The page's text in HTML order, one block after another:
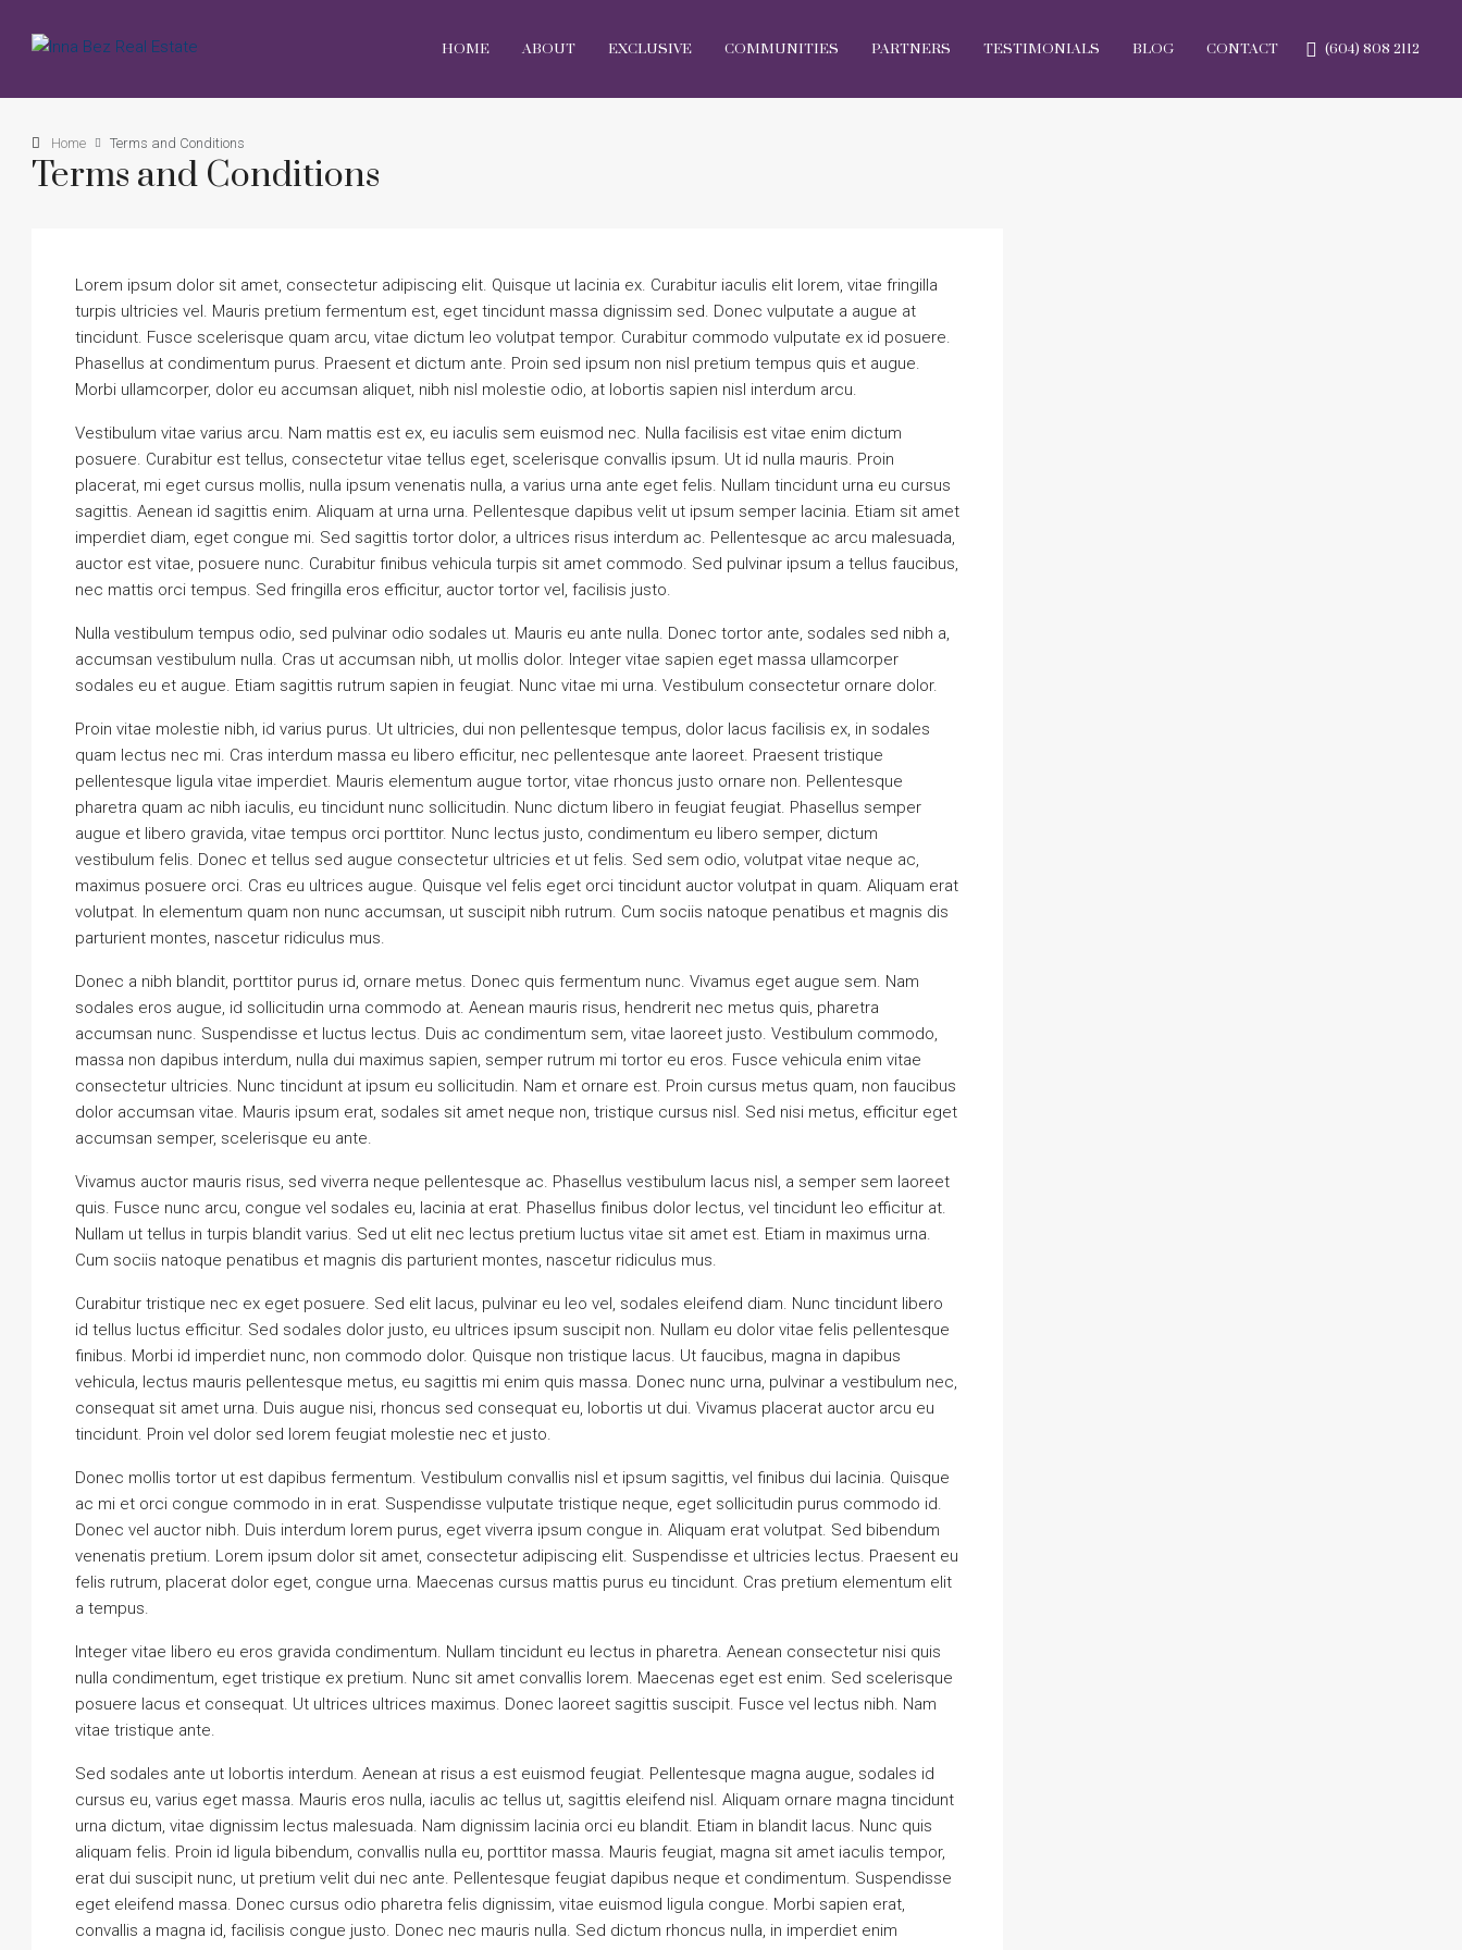
HOME ABOUT EXCLUSIVE COMMUNITIES PARTNERS TESTIMONIALS BLOG CONTACT (604) 808 2112
Home Terms and Conditions
Terms and Conditions
Lorem ipsum dolor sit amet, consectetur adipiscing elit. Quisque ut lacinia ex. Curabitur iaculis elit lorem, vitae fringilla
turpis ultricies vel. Mauris pretium fermentum est, eget tincidunt massa dignissim sed. Donec vulputate a augue at
tincidunt. Fusce scelerisque quam arcu, vitae dictum leo volutpat tempor. Curabitur commodo vulputate ex id posuere.
Phasellus at condimentum purus. Praesent et dictum ante. Proin sed ipsum non nisl pretium tempus quis et augue.
Morbi ullamcorper, dolor eu accumsan aliquet, nibh nisl molestie odio, at lobortis sapien nisl interdum arcu.
Vestibulum vitae varius arcu. Nam mattis est ex, eu iaculis sem euismod nec. Nulla facilisis est vitae enim dictum
posuere. Curabitur est tellus, consectetur vitae tellus eget, scelerisque convallis ipsum. Ut id nulla mauris. Proin
placerat, mi eget cursus mollis, nulla ipsum venenatis nulla, a varius urna ante eget felis. Nullam tincidunt urna eu cursus
sagittis. Aenean id sagittis enim. Aliquam at urna urna. Pellentesque dapibus velit ut ipsum semper lacinia. Etiam sit amet
imperdiet diam, eget congue mi. Sed sagittis tortor dolor, a ultrices risus interdum ac. Pellentesque ac arcu malesuada,
auctor est vitae, posuere nunc. Curabitur finibus vehicula turpis sit amet commodo. Sed pulvinar ipsum a tellus faucibus,
nec mattis orci tempus. Sed fringilla eros efficitur, auctor tortor vel, facilisis justo.
Nulla vestibulum tempus odio, sed pulvinar odio sodales ut. Mauris eu ante nulla. Donec tortor ante, sodales sed nibh a,
accumsan vestibulum nulla. Cras ut accumsan nibh, ut mollis dolor. Integer vitae sapien eget massa ullamcorper
sodales eu et augue. Etiam sagittis rutrum sapien in feugiat. Nunc vitae mi urna. Vestibulum consectetur ornare dolor.
Proin vitae molestie nibh, id varius purus. Ut ultricies, dui non pellentesque tempus, dolor lacus facilisis ex, in sodales
quam lectus nec mi. Cras interdum massa eu libero efficitur, nec pellentesque ante laoreet. Praesent tristique
pellentesque ligula vitae imperdiet. Mauris elementum augue tortor, vitae rhoncus justo ornare non. Pellentesque
pharetra quam ac nibh iaculis, eu tincidunt nunc sollicitudin. Nunc dictum libero in feugiat feugiat. Phasellus semper
augue et libero gravida, vitae tempus orci porttitor. Nunc lectus justo, condimentum eu libero semper, dictum
vestibulum felis. Donec et tellus sed augue consectetur ultricies et ut felis. Sed sem odio, volutpat vitae neque ac,
maximus posuere orci. Cras eu ultrices augue. Quisque vel felis eget orci tincidunt auctor volutpat in quam. Aliquam erat
volutpat. In elementum quam non nunc accumsan, ut suscipit nibh rutrum. Cum sociis natoque penatibus et magnis dis
parturient montes, nascetur ridiculus mus.
Donec a nibh blandit, porttitor purus id, ornare metus. Donec quis fermentum nunc. Vivamus eget augue sem. Nam
sodales eros augue, id sollicitudin urna commodo at. Aenean mauris risus, hendrerit nec metus quis, pharetra
accumsan nunc. Suspendisse et luctus lectus. Duis ac condimentum sem, vitae laoreet justo. Vestibulum commodo,
massa non dapibus interdum, nulla dui maximus sapien, semper rutrum mi tortor eu eros. Fusce vehicula enim vitae
consectetur ultricies. Nunc tincidunt at ipsum eu sollicitudin. Nam et ornare est. Proin cursus metus quam, non faucibus
dolor accumsan vitae. Mauris ipsum erat, sodales sit amet neque non, tristique cursus nisl. Sed nisi metus, efficitur eget
accumsan semper, scelerisque eu ante.
Vivamus auctor mauris risus, sed viverra neque pellentesque ac. Phasellus vestibulum lacus nisl, a semper sem laoreet
quis. Fusce nunc arcu, congue vel sodales eu, lacinia at erat. Phasellus finibus dolor lectus, vel tincidunt leo efficitur at.
Nullam ut tellus in turpis blandit varius. Sed ut elit nec lectus pretium luctus vitae sit amet est. Etiam in maximus urna.
Cum sociis natoque penatibus et magnis dis parturient montes, nascetur ridiculus mus.
Curabitur tristique nec ex eget posuere. Sed elit lacus, pulvinar eu leo vel, sodales eleifend diam. Nunc tincidunt libero
id tellus luctus efficitur. Sed sodales dolor justo, eu ultrices ipsum suscipit non. Nullam eu dolor vitae felis pellentesque
finibus. Morbi id imperdiet nunc, non commodo dolor. Quisque non tristique lacus. Ut faucibus, magna in dapibus
vehicula, lectus mauris pellentesque metus, eu sagittis mi enim quis massa. Donec nunc urna, pulvinar a vestibulum nec,
consequat sit amet urna. Duis augue nisi, rhoncus sed consequat eu, lobortis ut dui. Vivamus placerat auctor arcu eu
tincidunt. Proin vel dolor sed lorem feugiat molestie nec et justo.
Donec mollis tortor ut est dapibus fermentum. Vestibulum convallis nisl et ipsum sagittis, vel finibus dui lacinia. Quisque
ac mi et orci congue commodo in in erat. Suspendisse vulputate tristique neque, eget sollicitudin purus commodo id.
Donec vel auctor nibh. Duis interdum lorem purus, eget viverra ipsum congue in. Aliquam erat volutpat. Sed bibendum
venenatis pretium. Lorem ipsum dolor sit amet, consectetur adipiscing elit. Suspendisse et ultricies lectus. Praesent eu
felis rutrum, placerat dolor eget, congue urna. Maecenas cursus mattis purus eu tincidunt. Cras pretium elementum elit
a tempus.
Integer vitae libero eu eros gravida condimentum. Nullam tincidunt eu lectus in pharetra. Aenean consectetur nisi quis
nulla condimentum, eget tristique ex pretium. Nunc sit amet convallis lorem. Maecenas eget est enim. Sed scelerisque
posuere lacus et consequat. Ut ultrices ultrices maximus. Donec laoreet sagittis suscipit. Fusce vel lectus nibh. Nam
vitae tristique ante.
Sed sodales ante ut lobortis interdum. Aenean at risus a est euismod feugiat. Pellentesque magna augue, sodales id
cursus eu, varius eget massa. Mauris eros nulla, iaculis ac tellus ut, sagittis eleifend nisl. Aliquam ornare magna tincidunt
urna dictum, vitae dignissim lectus malesuada. Nam dignissim lacinia orci eu blandit. Etiam in blandit lacus. Nunc quis
aliquam felis. Proin id ligula bibendum, convallis nulla eu, porttitor massa. Mauris feugiat, magna sit amet iaculis tempor,
erat dui suscipit nunc, ut pretium velit dui nec ante. Pellentesque feugiat dapibus neque et condimentum. Suspendisse
eget eleifend massa. Donec cursus odio pharetra felis dignissim, vitae euismod ligula congue. Morbi sapien erat,
convallis a magna id, facilisis congue justo. Donec nec mauris nulla. Sed dictum rhoncus nulla, in imperdiet enim